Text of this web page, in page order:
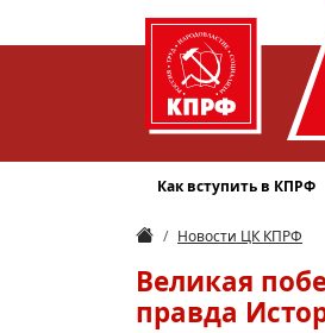
Как вступить в КПРФ
Новости ЦК КПРФ
Великая
правда